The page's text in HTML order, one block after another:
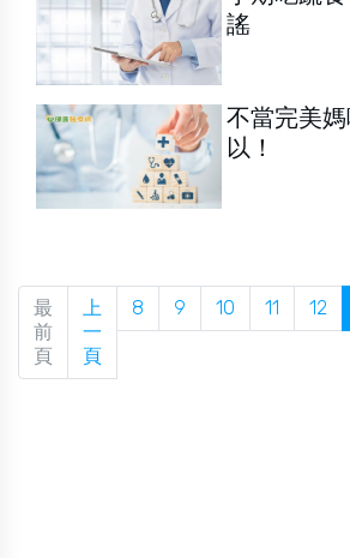
謠
不當完美
以！
最
前
頁
上
一
頁
8 9 10 11 12